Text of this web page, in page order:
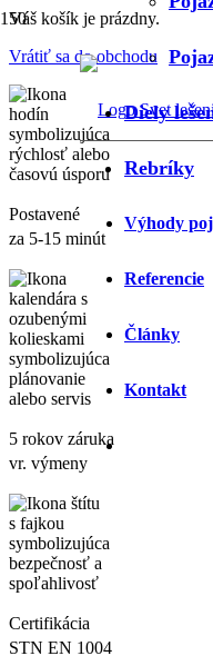
Diely
Rebríky
Výhody
Referencie
Články
Kontakt
Váš košík je prázdny.
Vrátiť sa do obchodu
Postavené
za 5-15 minút
5 rokov záruka
vr. výmeny
Certifikácia
STN EN 1004